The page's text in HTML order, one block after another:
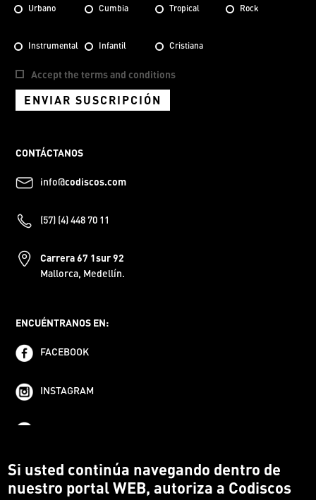
Urbano Cumbia Tropical Rock
Instrumental Infantil Cristiana
Accept the terms and conditions
ENVIAR SUSCRIPCIÓN
CONTÁCTANOS
info@codiscos.com
(57) (4) 448 70 11
Carrera 67 1sur 92
Mallorca, Medellín.
ENCUÉNTRANOS EN:
FACEBOOK
INSTAGRAM
Si usted continúa navegando dentro de
nuestro portal WEB, autoriza a Codiscos